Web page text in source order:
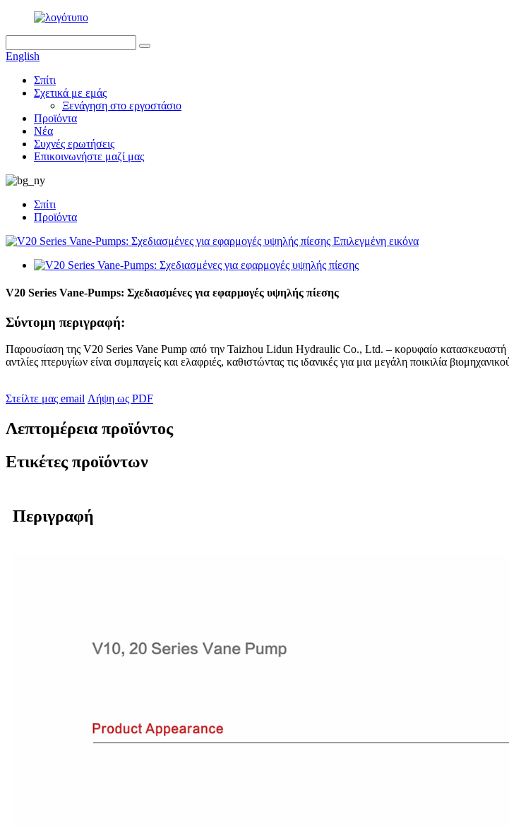
English
Σπίτι
Σχετικά με εμάς
Ξενάγηση στο εργοστάσιο
Προϊόντα
Νέα
Συχνές ερωτήσεις
Επικοινωνήστε μαζί μας
Σπίτι
Προϊόντα
V20 Series Vane-Pumps: Σχεδιασμένες για εφαρμογές υψηλής πίεσης
Σύντομη περιγραφή:
Παρουσίαση της V20 Series Vane Pump από την Taizhou Lidun Hydraulic Co., Ltd. – κορυφαίο κατασκευαστή
αντλίες πτερυγίων είναι συμπαγείς και ελαφριές, καθιστώντας τις ιδανικές για μια μεγάλη ποικιλία
Στείλτε μας email Λήψη ως PDF
Λεπτομέρεια προϊόντος
Ετικέτες προϊόντων
Περιγραφή